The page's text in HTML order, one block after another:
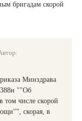
бригадам скорой
Минздрава
388н ""Об
том числе скорой
скорая, в